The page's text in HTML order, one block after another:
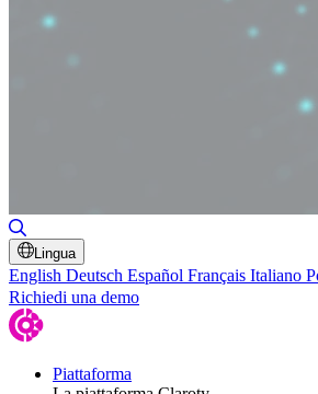
Lingua
English Deutsch Español Français Italiano
Richiedi una demo
Piattaforma